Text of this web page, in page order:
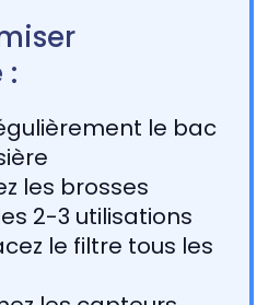
:
le bac
les brosses
2-3 utilisations
le filtre tous les